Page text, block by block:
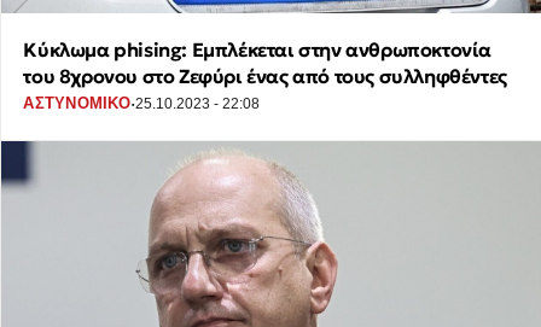
Κύκλωμα phising: Εμπλέκεται στην ανθρωποκτονία
του 8χρονου στο Ζεφύρι ένας από τους συλληφθέντες
ΑΣΤΥΝΟΜΙΚΟ·25.10.2023 - 22:08